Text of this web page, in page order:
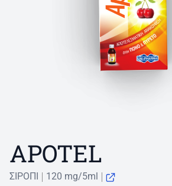
APOTEL
ΣΙΡΟΠΙ 120 mg/5ml